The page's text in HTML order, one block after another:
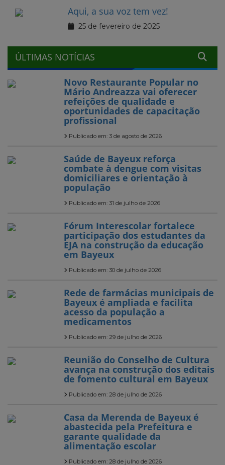
Aqui, a sua voz tem vez!
25 de fevereiro de 2025
ÚLTIMAS NOTÍCIAS
Novo Restaurante Popular no
Mário Andreazza vai oferecer
refeições de qualidade e
oportunidades de capacitação
profissional
Publicado em: 3 de agosto de 2026
Saúde de Bayeux reforça
combate à dengue com visitas
domiciliares e orientação à
população
Publicado em: 31 de julho de 2026
Fórum Interescolar fortalece
participação dos estudantes da
EJA na construção da educação
em Bayeux
Publicado em: 30 de julho de 2026
Rede de farmácias municipais de
Bayeux é ampliada e facilita
acesso da população a
medicamentos
Publicado em: 29 de julho de 2026
Reunião do Conselho de Cultura
avança na construção dos editais
de fomento cultural em Bayeux
Publicado em: 28 de julho de 2026
Casa da Merenda de Bayeux é
abastecida pela Prefeitura e
garante qualidade da
alimentação escolar
Publicado em: 28 de julho de 2026